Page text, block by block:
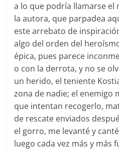
a lo que podría llamarse
la autora, que parpadea
este arrebato de
algo del orden del
épica, pues parece
o con la derrota, y no se
un herido, el teniente
zona de nadie; el enemigo
que intentan recogerlo,
de rescate enviados
el gorro, me levanté y
luego cada vez más y más